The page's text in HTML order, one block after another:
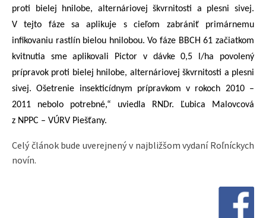
proti bielej hnilobe, alternáriovej škvrnitosti a plesni sivej.
V tejto fáze sa aplikuje s cieľom zabrániť primárnemu
infikovaniu rastlín bielou hnilobou. Vo fáze BBCH 61 začiatkom
kvitnutia sme aplikovali Pictor v dávke 0,5 l/ha povolený
prípravok proti bielej hnilobe, alternáriovej škvrnitosti a plesni
sivej. Ošetrenie insekticídnym prípravkom v rokoch 2010 –
2011 nebolo potrebné,“ uviedla RNDr. Ľubica Malovcová
z NPPC – VÚRV Piešťany.
Celý článok bude uverejnený v najbližšom vydaní Roľníckych
novín.